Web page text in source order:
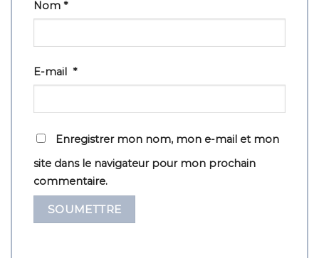
Nom *
E-mail *
Enregistrer mon nom, mon e-mail et mon
site dans le navigateur pour mon prochain
commentaire.